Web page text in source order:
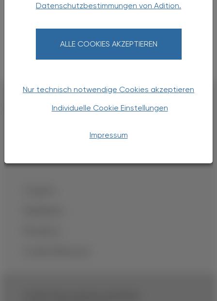
Datenschutzbestimmungen von Adition.
ALLE COOKIES AKZEPTIEREN
Nur technisch notwendige Cookies akzeptieren
Individuelle Cookie Einstellungen
Impressum